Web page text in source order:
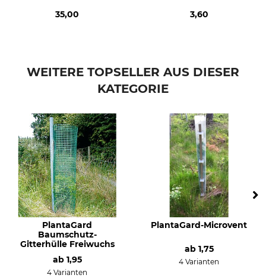
35,00 3,60
WEITERE TOPSELLER AUS DIESER
KATEGORIE
PlantaGard
Baumschutz-
Gitterhülle Freiwuchs
ab 1,95
4 Varianten
PlantaGard-Microvent
ab 1,75
4 Varianten